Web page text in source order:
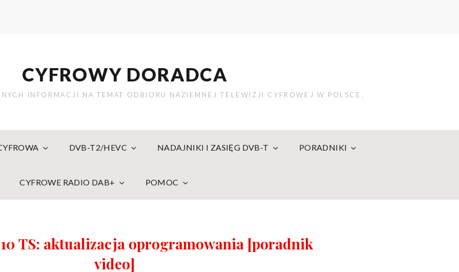
CYFROWY DORADCA
INFORMACJI NA TEMAT ODBIORU NAZIEMNEJ TELEWIZJI CYFROWEJ W POLSCE.
DVB-T2/HEVC NADAJNIKI I ZASIĘG DVB-T PORADNIKI
CYFROWE RADIO DAB+ POMOC
TS: aktualizacja oprogramowania [poradnik
video]